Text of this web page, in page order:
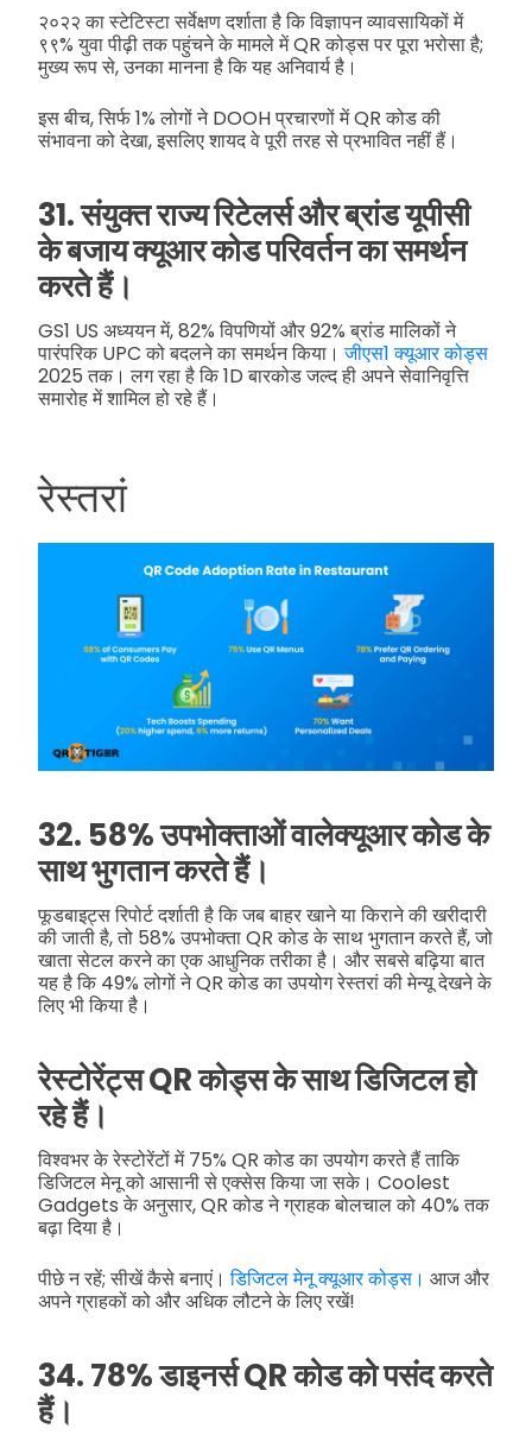
२०२२ का स्टेटिस्टा सर्वेक्षण दर्शाता है कि विज्ञापन व्यावसायिकों में
९९% युवा पीढ़ी तक पहुंचने के मामले में QR कोड्स पर पूरा भरोसा है;
मुख्य रूप से, उनका मानना है कि यह अनिवार्य है।
इस बीच, सिर्फ 1% लोगों ने DOOH प्रचारणों में QR कोड की
संभावना को देखा, इसलिए शायद वे पूरी तरह से प्रभावित नहीं हैं।
31. संयुक्त राज्य रिटेलर्स और ब्रांड यूपीसी
के बजाय क्यूआर कोड परिवर्तन का समर्थन
करते हैं।
GS1 US अध्ययन में, 82% विपणियों और 92% ब्रांड मालिकों ने
पारंपरिक UPC को बदलने का समर्थन किया।जीएस1 क्यूआर कोड्स
2025 तक। लग रहा है कि 1D बारकोड जल्द ही अपने सेवानिवृत्ति
समारोह में शामिल हो रहे हैं।
रेस्तरां
32. 58% उपभोक्ताओं वालेक्यूआर कोड के
साथ भुगतान करते हैं।
फूडबाइट्स रिपोर्ट दर्शाती है कि जब बाहर खाने या किराने की खरीदारी
की जाती है, तो 58% उपभोक्ता QR कोड के साथ भुगतान करते हैं, जो
खाता सेटल करने का एक आधुनिक तरीका है। और सबसे बढ़िया बात
यह है कि 49% लोगों ने QR कोड का उपयोग रेस्तरां की मेन्यू देखने के
लिए भी किया है।
रेस्टोरेंट्स QR कोड्स के साथ डिजिटल हो
रहे हैं।
विश्वभर के रेस्टोरेंटों में 75% QR कोड का उपयोग करते हैं ताकि
डिजिटल मेनू को आसानी से एक्सेस किया जा सके। Coolest
Gadgets के अनुसार, QR कोड ने ग्राहक बोलचाल को 40% तक
बढ़ा दिया है।
पीछे न रहें; सीखें कैसे बनाएं।डिजिटल मेनू क्यूआर कोड्स। आज और
अपने ग्राहकों को और अधिक लौटने के लिए रखें!
34. 78% डाइनर्स QR कोड को पसंद करते
हैं।